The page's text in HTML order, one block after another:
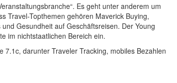
Es geht unter anderem um
Travel-Topthemen gehören Maverick Buying,
Gesundheit auf Geschäftsreisen. Der Young
im nichtstaatlichen Bereich ein.
7.1c, darunter Traveler Tracking, mobiles Bezahlen